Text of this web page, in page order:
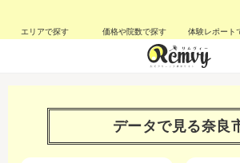
エリアで探す 価格や院数で探す 体験レポート
データで見る奈良